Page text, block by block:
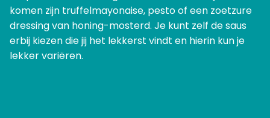
komen zijn truffelmayonaise, pesto of een zoetzure
dressing van honing-mosterd. Je kunt zelf de saus
erbij kiezen die jij het lekkerst vindt en hierin kun je
lekker variëren.